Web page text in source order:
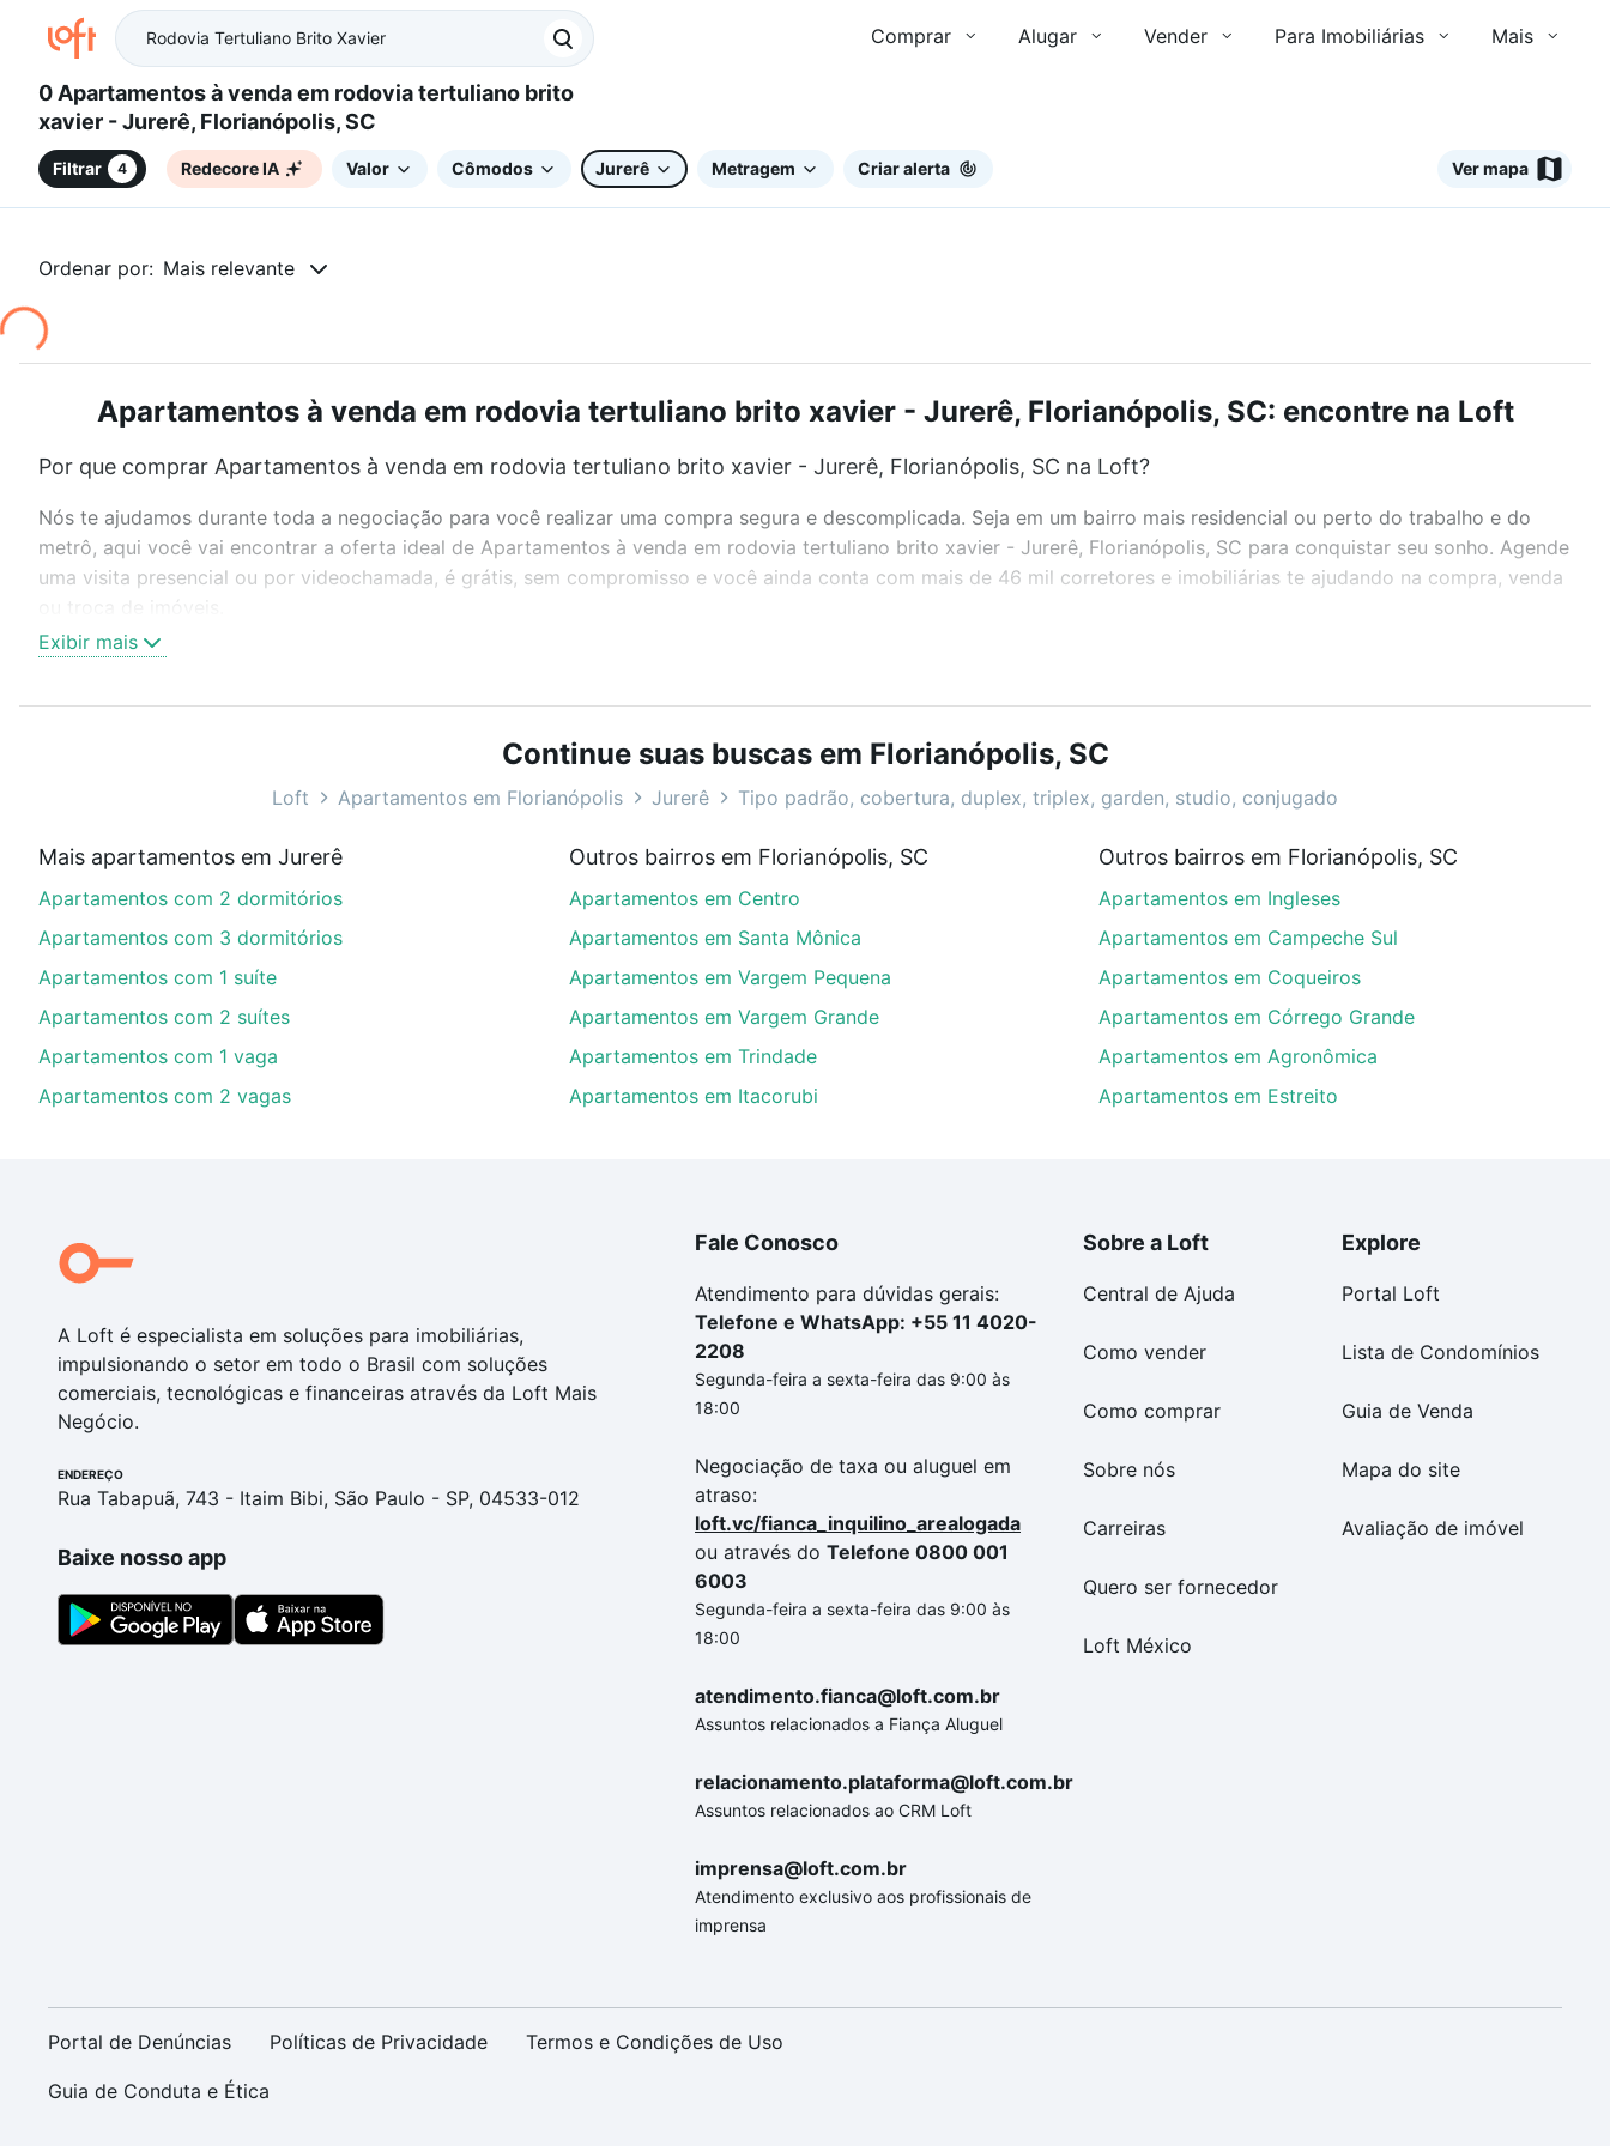
Comprar Alugar Vender Para Imobiliárias Mais
0 Apartamentos à venda em rodovia tertuliano brito
xavier - Jurerê, Florianópolis, SC
Filtrar 4 Redecore IA Valor Cômodos Jurerê Metragem Criar alerta Ver mapa
Ordenar por: Mais relevante
Apartamentos à venda em rodovia tertuliano brito xavier - Jurerê, Florianópolis, SC: encontre na Loft
Por que comprar Apartamentos à venda em rodovia tertuliano brito xavier - Jurerê, Florianópolis, SC na Loft?
Nós te ajudamos durante toda a negociação para você realizar uma compra segura e descomplicada. Seja em um bairro mais residencial ou perto do trabalho e do
metrô, aqui você vai encontrar a oferta ideal de Apartamentos à venda em rodovia tertuliano brito xavier - Jurerê, Florianópolis, SC para conquistar seu sonho. Agende
uma visita presencial ou por videochamada, é grátis, sem compromisso e você ainda conta com mais de 46 mil corretores e imobiliárias te ajudando na compra, venda
Como escolher um imóvel?
Use barra de busca no topo para pesquisar por ruas, bairros e até condomínios favoritos. Você também pode usar os filtros como quantidade de quartos, suítes, com
ou sem vaga de garagem para combinar perfeitamente com o preço, metragem e comodidades, como piscina, academia, salão de festas ou área verde e encontrar
Apartamentos à venda em rodovia tertuliano brito xavier - Jurerê, Florianópolis, SC ideal para você na Loft.
Aqui na Loft temos a oferta ideal para você, com Apartamentos à venda em rodovia tertuliano brito xavier - Jurerê, Florianópolis, SC que custam a partir de R$ 0 e
com nossas opções de financiamento imobiliário as parcelas podem se adequar ao seu orçamento. Se ainda tem alguma dúvida dos custos envolvidos no processo de
compra, veja em nosso portal quanto custa comprar um apartamento e conte com a gente para comprar o imóvel dos seus sonhos com segurança e conforto. Loft,
Exibir mais
Continue suas buscas em Florianópolis, SC
Loft Apartamentos em Florianópolis Jurerê Tipo padrão, cobertura, duplex, triplex, garden, studio, conjugado
Mais apartamentos em Jurerê
Apartamentos com 2 dormitórios
Apartamentos com 3 dormitórios
Apartamentos com 1 suíte
Apartamentos com 2 suítes
Apartamentos com 1 vaga
Apartamentos com 2 vagas
Outros bairros em Florianópolis, SC
Apartamentos em Centro
Apartamentos em Santa Mônica
Apartamentos em Vargem Pequena
Apartamentos em Vargem Grande
Apartamentos em Trindade
Apartamentos em Itacorubi
Outros bairros em Florianópolis, SC
Apartamentos em Ingleses
Apartamentos em Campeche Sul
Apartamentos em Coqueiros
Apartamentos em Córrego Grande
Apartamentos em Agronômica
Apartamentos em Estreito
A Loft é especialista em soluções para imobiliárias,
impulsionando o setor em todo o Brasil com soluções
comerciais, tecnológicas e financeiras através da Loft Mais
Negócio.
ENDEREÇO
Rua Tabapuã, 743 - Itaim Bibi, São Paulo - SP, 04533-012
Baixe nosso app
Fale Conosco
Atendimento para dúvidas gerais:
Telefone e WhatsApp: +55 11 4020-
2208
Segunda-feira a sexta-feira das 9:00 às
18:00
Negociação de taxa ou aluguel em
atraso:
loft.vc/fianca_inquilino_arealogada
ou através do Telefone 0800 001
6003
Segunda-feira a sexta-feira das 9:00 às
18:00
atendimento.fianca@loft.com.br
Assuntos relacionados a Fiança Aluguel
relacionamento.plataforma@loft.com.br
Assuntos relacionados ao CRM Loft
imprensa@loft.com.br
Atendimento exclusivo aos profissionais de
imprensa
Sobre a Loft
Central de Ajuda
Como vender
Como comprar
Sobre nós
Carreiras
Quero ser fornecedor
Loft México
Explore
Portal Loft
Lista de Condomínios
Guia de Venda
Mapa do site
Avaliação de imóvel
Portal de Denúncias Políticas de Privacidade Termos e Condições de Uso
Guia de Conduta e Ética